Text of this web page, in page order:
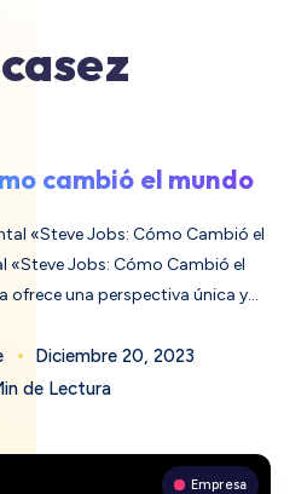
cambió el mundo
«Steve Jobs: Cómo Cambió el
«Steve Jobs: Cómo Cambió el
ofrece una perspectiva única y…
Diciembre 20, 2023
de Lectura
Empresa